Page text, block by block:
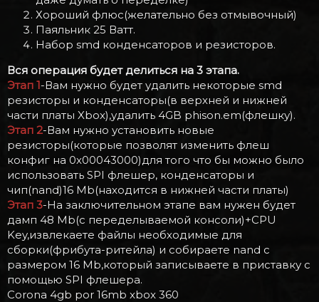
Хороший флюс(желательно без отмывочный)
Паяльник 25 Ватт.
Набор smd конденсаторов и резисторов.
Вся операция будет делиться на 3 этапа.
Этап 1-Вам нужно будет удалить некоторые smd
резисторы и конденсаторы(в верхней и нижней
части платы Xbox),удалить 4GB phison.em(флешку).
Этап 2-Вам нужно установить новые
резисторы(которые позволят изменить флеш
конфиг на 0x00043000)для того что бы можно было
использовать SPI флешер, конденсаторы и
чип(nand)16 Mb(находится в нижней части платы)
Этап 3-На заключительном этапе вам нужен будет
дамп 48 Mb(с переделываемой консоли)+CPU
Key,извлекаете файлы необходимые для
сборки(фрибута-ритейла) и собираете nand с
размером 16 Mb,который записываете в приставку с
помощью SPI флешера.
Corona 4gb por 16mb xbox 360